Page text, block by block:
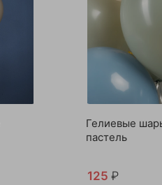
Гелиевые
пастель
125 ₽